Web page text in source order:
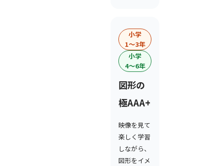
小学
1〜3年
小学
4〜6年
図形の
極AAA+
映像を見て
楽しく学習
しながら、
図形をイメ